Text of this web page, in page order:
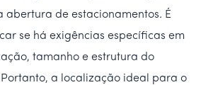
abertura de estacionamentos. É
se há exigências específicas em
tamanho e estrutura do
a localização ideal para o